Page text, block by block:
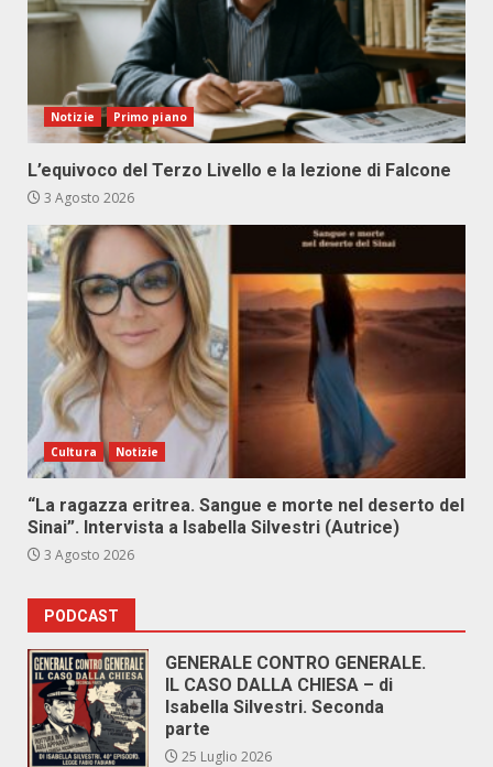
Notizie Primo piano
L’equivoco del Terzo Livello e la lezione di Falcone
3 Agosto 2026
Cultura Notizie
“La ragazza eritrea. Sangue e morte nel deserto del
Sinai”. Intervista a Isabella Silvestri (Autrice)
3 Agosto 2026
PODCAST
GENERALE CONTRO GENERALE.
IL CASO DALLA CHIESA – di
Isabella Silvestri. Seconda
parte
25 Luglio 2026